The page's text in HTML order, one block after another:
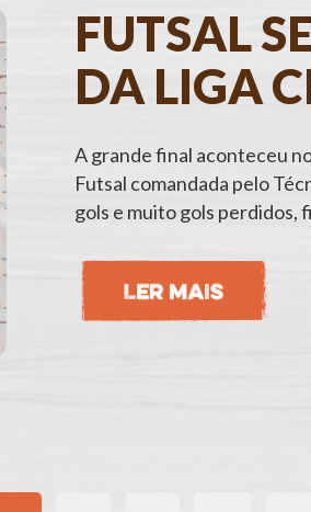
FUTSAL
DA LIGA
A grande final aconteceu
Futsal comandada pelo
gols e muito gols perdidos,